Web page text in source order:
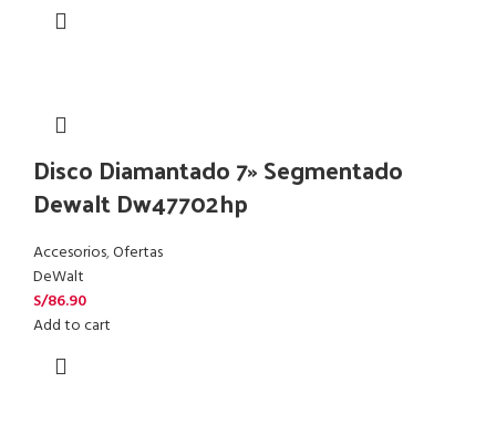
Disco Diamantado 7» Segmentado
Dewalt Dw47702hp
Accesorios,Ofertas
DeWalt
S/86.90
Add to cart